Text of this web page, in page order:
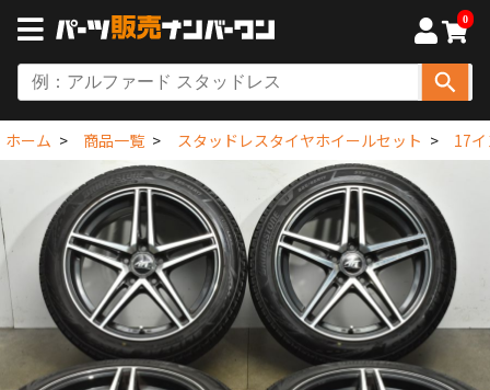
0
ホーム 商品一覧 スタッドレスタイヤホイールセット 17